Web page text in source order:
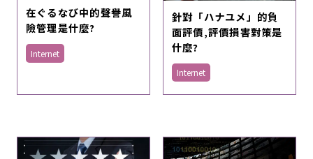
在ぐるなび中的聲譽風
險管理是什麼?
Internet
針對「ハナユメ」的負
面評價,評價損害對策是
什麼?
Internet